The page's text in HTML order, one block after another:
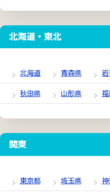
北海道・東北
北海道 青森県 岩
秋田県 山形県
関東
東京都 埼玉県